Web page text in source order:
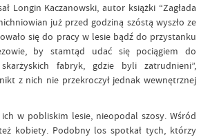
Longin Kaczanowski, autor książki “Zagłada
już przed godziną szóstą wyszło ze
się do pracy w lesie bądź do przystanku
by stamtąd udać się pociągiem do
fabryk, gdzie byli zatrudnieni”,
z nich nie przekroczył jednak wewnętrznej
w pobliskim lesie, nieopodal szosy. Wśród
kobiety. Podobny los spotkał tych, którzy